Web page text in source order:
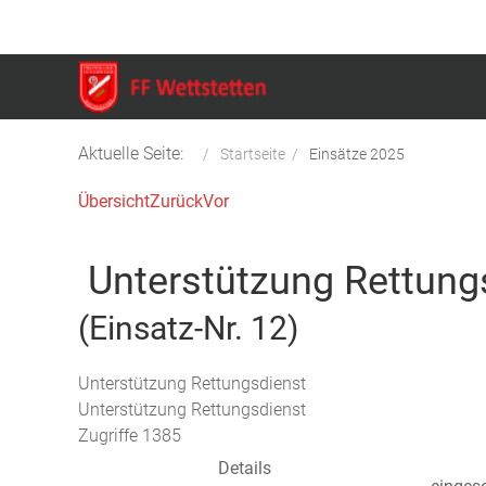
Aktuelle Seite: Startseite Einsätze 2025
ÜbersichtZurückVor
Unterstützung
(Einsatz-Nr. 12)
Unterstützung Rettungsdienst
Unterstützung Rettungsdienst
Zugriffe 1385
Details